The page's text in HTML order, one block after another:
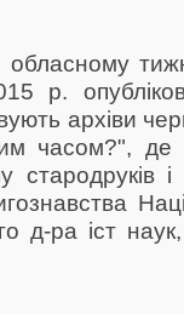
обласному
р.
архіви
часом?", де
стародруків
д-ра іст